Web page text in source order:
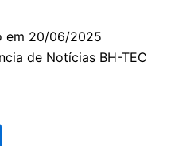
em 20/06/2025
de Notícias BH-TEC